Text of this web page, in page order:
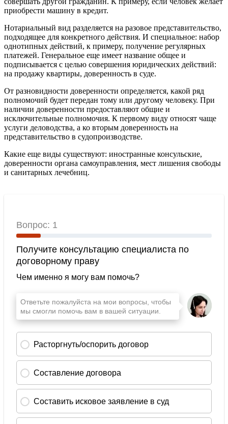
приобрести машину в кредит.
Нотариальный вид разделяется на разовое представительство,
подходящее для конкретного действия. И специальное: набор
однотипных действий, к примеру, получение регулярных
платежей. Генеральное еще имеет название общее и
подписывается с целью совершения юридических действий:
на продажу квартиры, доверенность в суде.
От разновидности доверенности определяется, какой ряд
полномочий будет передан тому или другому человеку. При
наличии доверенности предоставляют общие и
исключительные полномочия. К первому виду относят чаще
услуги деловодства, а ко вторым доверенность на
представительство в судопроизводстве.
Какие еще виды существуют: иностранные консульские,
доверенности органа самоуправления, мест лишения свободы
и санитарных лечебниц.